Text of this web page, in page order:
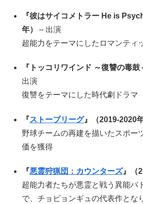
『彼はサイコメトラー He is
年）
– 出演
超能力をテーマにしたロマンティ
『トッコリワインド ～復讐の毒鼓
出演
復讐をテーマにした時代劇ドラマ
『ストーブリーグ』（2019-2020年
野球チームの再建を描いたスポー
価を獲得
『悪霊狩猟団：カウンターズ』（
超能力者たちが悪霊と戦う異能バ
で、チョビョンギュの代表作とな